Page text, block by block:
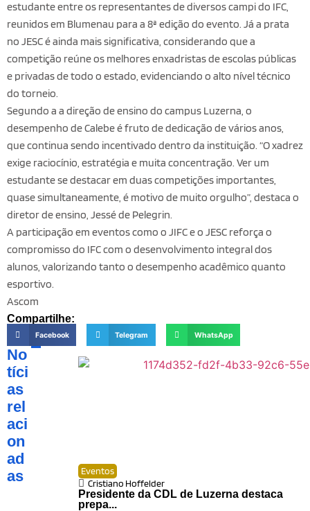
estudante entre os representantes de diversos campi do IFC,
reunidos em Blumenau para a 8ª edição do evento. Já a prata
no JESC é ainda mais significativa, considerando que a
competição reúne os melhores enxadristas de escolas públicas
e privadas de todo o estado, evidenciando o alto nível técnico
do torneio.
Segundo a a direção de ensino do campus Luzerna, o
desempenho de Calebe é fruto de dedicação de vários anos,
que continua sendo incentivado dentro da instituição. “O xadrez
exige raciocínio, estratégia e muita concentração. Ver um
estudante se destacar em duas competições importantes,
quase simultaneamente, é motivo de muito orgulho”, destaca o
diretor de ensino, Jessé de Pelegrin.
A participação em eventos como o JIFC e o JESC reforça o
compromisso do IFC com o desenvolvimento integral dos
alunos, valorizando tanto o desempenho acadêmico quanto
esportivo.
Ascom
Compartilhe:
Facebook Telegram WhatsApp
No
tíci
as
rel
aci
on
ad
as
Eventos
Cristiano Hoffelder
Presidente da CDL de Luzerna destaca
prepa...